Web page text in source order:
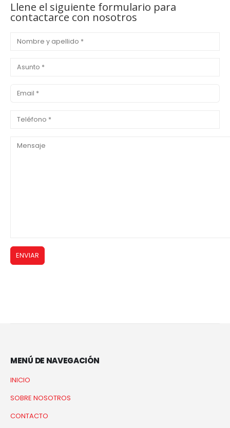
Llene el siguiente formulario para
contactarce con nosotros
MENÚ DE NAVEGACIÓN
INICIO
SOBRE NOSOTROS
CONTACTO